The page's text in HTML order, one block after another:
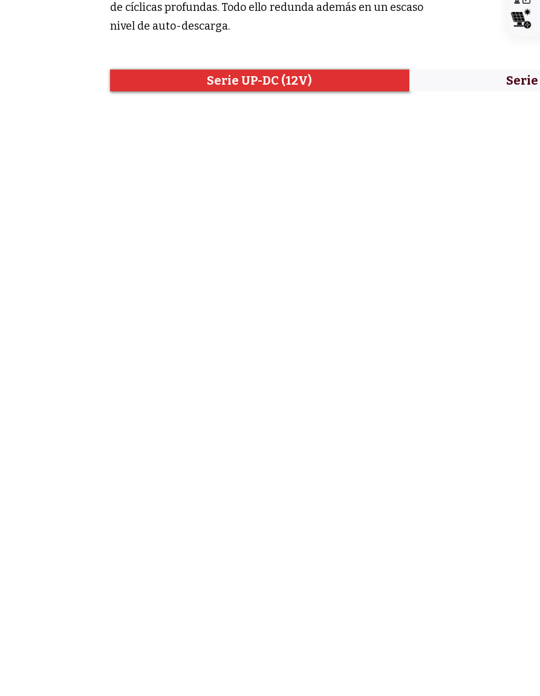
de cíclicas profundas. Todo ello redunda además en un escaso
nivel de auto-descarga.
Serie UP-DC (12V) Serie